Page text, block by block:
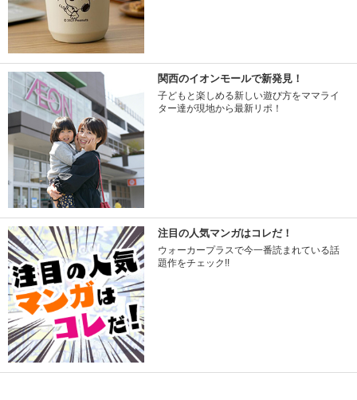
関西のイオンモールで新発見！
子どもと楽しめる新しい遊び方をママライ
ター達が現地から最新リポ！
注目の人気マンガはコレだ！
ウォーカープラスで今一番読まれている話
題作をチェック!!